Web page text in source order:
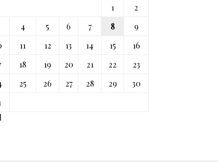
1
2
4 5 6 7 8
9
11 12 13 14 15
16
18 19 20 21 22
23
25 26 27 28 29
30